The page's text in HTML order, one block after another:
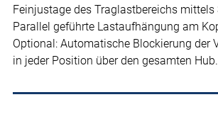
Feinjustage des Traglastbereichs mittels
Parallel geführte Lastaufhängung am
Optional: Automatische Blockierung der
in jeder Position über den gesamten Hub.